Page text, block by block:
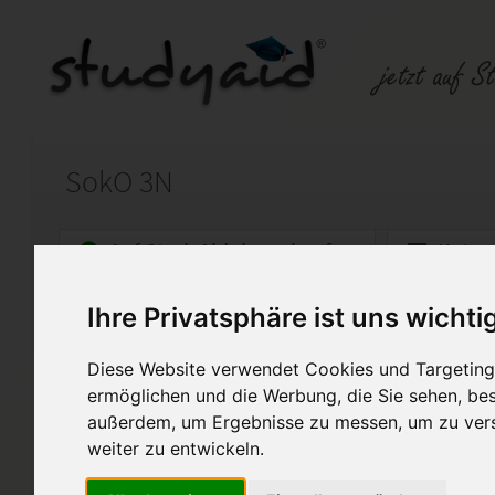
Ihre Privatsphäre ist uns
Diese Website verwendet Cookies und
ermöglichen und die Werbung, die Sie sehen,
außerdem, um Ergebnisse zu messen, um zu
weiter zu entwickeln.
SokO 3N
Auf StudyAid.de verkaufen
Startseite Abitur und Hochschule
SokO 3N / 1109 N
Note: 2
Ich untersage und bitte